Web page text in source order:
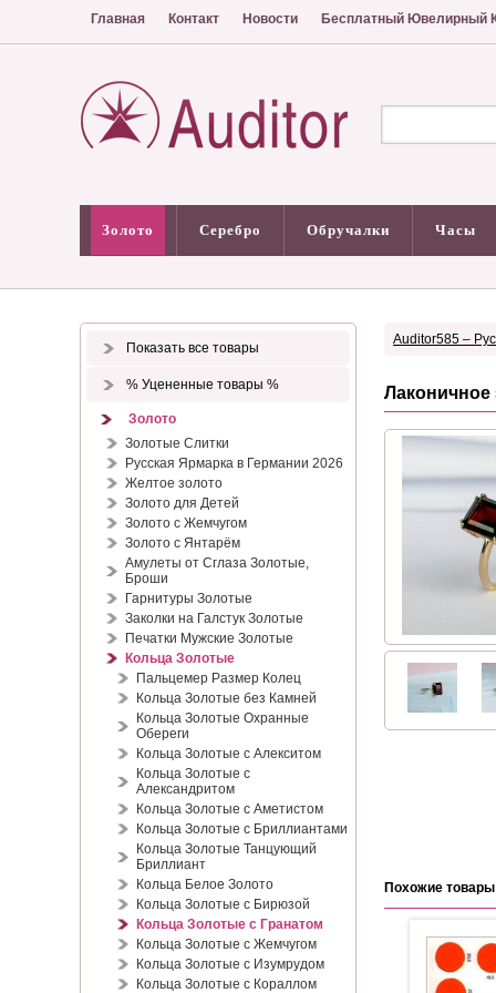
Главная Контакт Новости Бесплатный Ювелирный
Золото Серебро Обручалки Часы
Показать все товары
% Уцененные товары %
Золото
Золотые Слитки
Русская Ярмарка в Германии 2026
Желтое золото
Золото для Детей
Золото с Жемчугом
Золото с Янтарём
Амулеты от Сглаза Золотые,
Броши
Гарнитуры Золотые
Заколки на Галстук Золотые
Печатки Мужские Золотые
Кольца Золотые
Пальцемер Размер Колец
Кольца Золотые без Камней
Кольца Золотые Охранные
Обереги
Кольца Золотые с Алекситом
Кольца Золотые с
Александритом
Кольца Золотые с Аметистом
Кольца Золотые с Бриллиантами
Кольца Золотые Танцующий
Бриллиант
Кольца Белое Золото
Кольца Золотые с Бирюзой
Кольца Золотые с Гранатом
Кольца Золотые с Жемчугом
Кольца Золотые с Изумрудом
Кольца Золотые с Кораллом
Auditor585 –
Лаконичное
Похожие товары